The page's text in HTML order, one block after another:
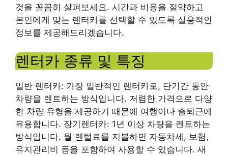
것을 꼼꼼히 살펴보세요. 시간과 비용을 절약하고
본인에게 맞는 렌터카를 선택할 수 있도록 실용적인
정보를 제공해드리겠습니다.
렌터카 종류 및 특징
일반 렌터카: 가장 일반적인 렌터카로, 단기간 동안
차량을 렌트하는 방식입니다. 저렴한 가격으로 다양
한 차량 유형을 제공하기 때문에 여행이나 출퇴근에
유용합니다. 장기렌터카: 1년 이상 차량을 렌트하는
방식입니다. 월 렌털료를 지불하면 자동차세, 보험,
유지관리비 등을 포함하여 사용할 수 있습니다. 새